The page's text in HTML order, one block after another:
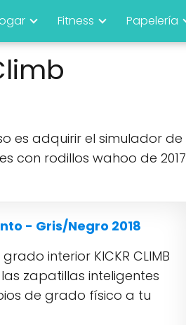
Fitness Papelería
es adquirir el simulador de
con rodillos wahoo de 2017
- Gris/Negro 2018
interior KICKR CLIMB
zapatillas inteligentes
de grado físico a tu